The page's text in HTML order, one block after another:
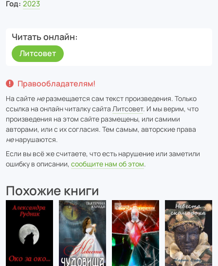
Год: 2023
Читать онлайн
Литсовет
Правообладателям!
На сайте неразмещается сам текст произведения. Только
ссылка на онлайн читалку сайта Литсовет. И мы верим, что
произведения на этом сайте размещены, или самими
авторами, или с их согласия. Тем самым, авторские права
ненарушаются.
Если вы всё же считаете, что есть нарушение или заметили
ошибку в описании, сообщите нам об этом.
Похожие книги